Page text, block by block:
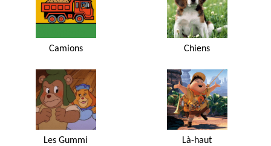
Camions Chiens
Les Gummi Là-haut